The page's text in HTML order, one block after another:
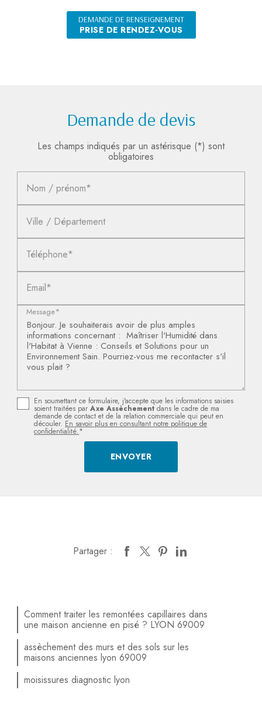
DEMANDE DE RENSEIGNEMENT
PRISE DE RENDEZ-VOUS
Demande de devis
Les champs indiqués par un astérisque (*) sont
obligatoires
Nom / prénom*
Ville / Département
Téléphone*
Email*
Message*
En soumettant ce formulaire, j'accepte que les informations saisies
soient traitées parAxe Assèchement dans le cadre de ma
demande de contact et de la relation commerciale qui peut en
découler. En savoir plus en consultant notre politique de
confidentialité.*
Partager :
Comment traiter les remontées capillaires dans
une maison ancienne en pisé ? LYON 69009
assèchement des murs et des sols sur les
maisons anciennes lyon 69009
moisissures diagnostic lyon